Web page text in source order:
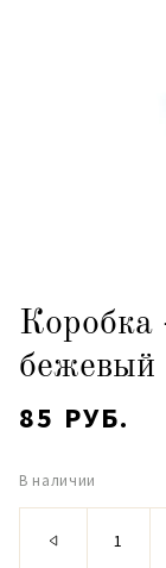
Коробка
85 РУБ.
В наличии